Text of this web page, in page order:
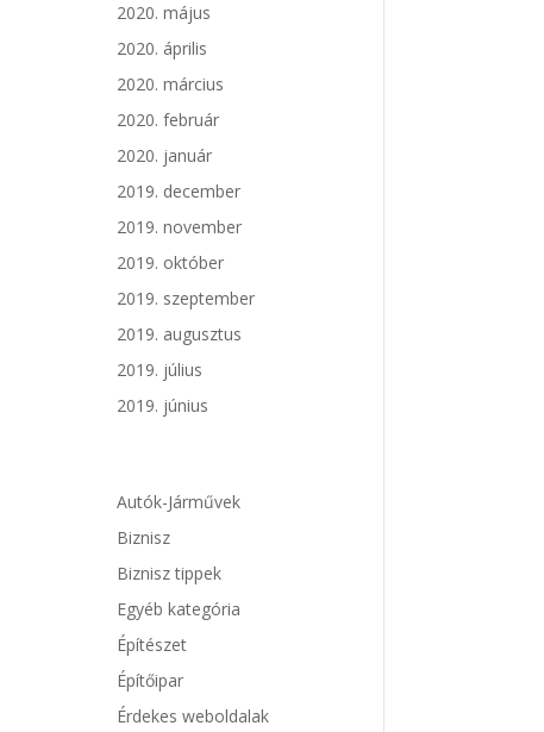
2020. május
2020. április
2020. március
2020. február
2020. január
2019. december
2019. november
2019. október
2019. szeptember
2019. augusztus
2019. július
2019. június
Autók-Járművek
Biznisz
Biznisz tippek
Egyéb kategória
Építészet
Építőipar
Érdekes weboldalak